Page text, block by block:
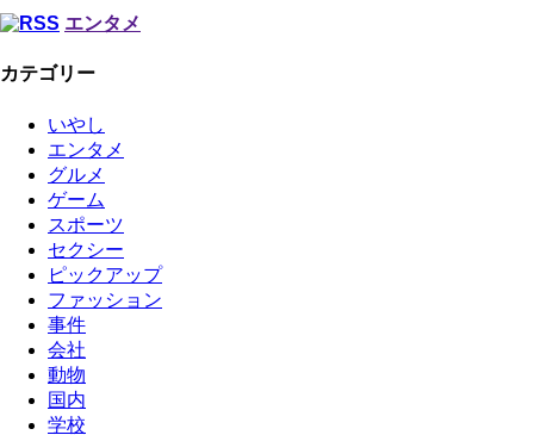
エンタメ
カテゴリー
いやし
エンタメ
グルメ
ゲーム
スポーツ
セクシー
ピックアップ
ファッション
事件
会社
動物
国内
学校